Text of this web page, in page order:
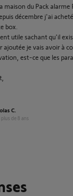
maison du Pack
décembre j'ai
box.
utile sachant qu'il
ajoutée je vais avoir à
est-ce que les
C.
plus de 8 ans